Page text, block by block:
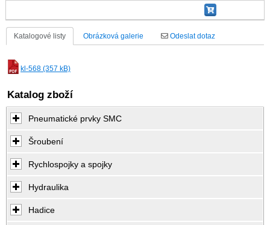
Katalogové listy Obrázková galerie Odeslat dotaz
kl-568 (357 kB)
Katalog zboží
Pneumatické prvky SMC
Šroubení
Rychlospojky a spojky
Hydraulika
Hadice